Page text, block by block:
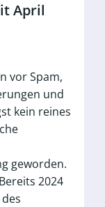
April
vor Spam,
und
kein reines
geworden.
2024